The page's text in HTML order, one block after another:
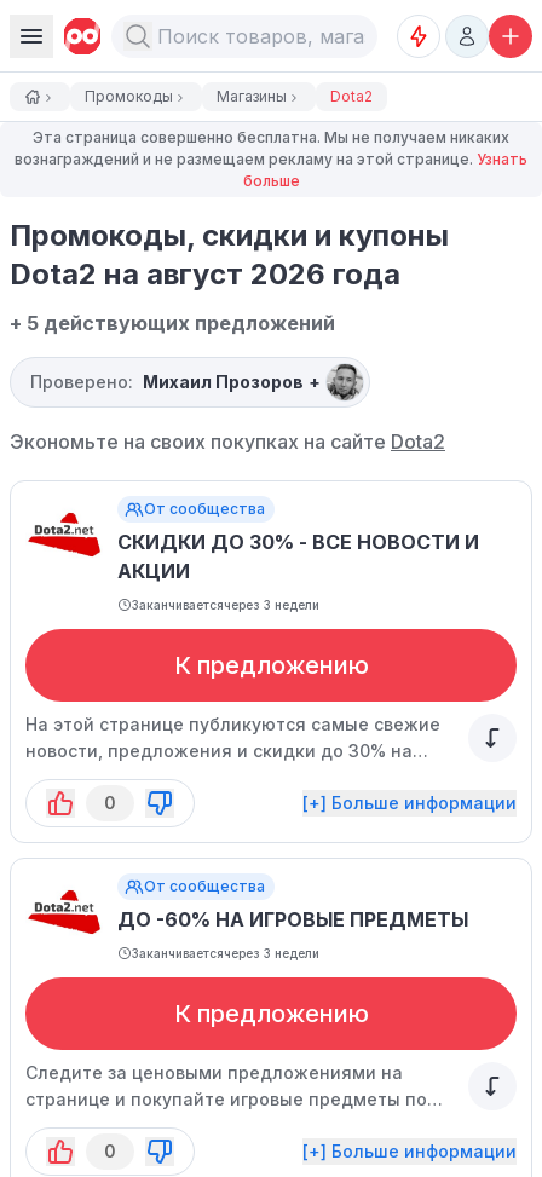
Промокоды Магазины Dota2
Эта страница совершенно бесплатна. Мы не получаем никаких
вознаграждений и не размещаем рекламу на этой странице. Узнать
больше
Промокоды, скидки и купоны
Dota2 на август 2026 года
+ 5 действующих предложений
Проверено: Михаил Прозоров +
Экономьте на своих покупках на сайте Dota2
От сообщества
СКИДКИ ДО 30% - ВСЕ НОВОСТИ И
АКЦИИ
Заканчиваетсячерез 3 недели
К предложению
На этой странице публикуются самые свежие
новости, предложения и скидки до 30% на
игровой инвентарь.
0
[+] Больше информации
От сообщества
ДО -60% НА ИГРОВЫЕ ПРЕДМЕТЫ
Заканчиваетсячерез 3 недели
К предложению
Следите за ценовыми предложениями на
странице и покупайте игровые предметы по
самой выгодной стоимости.
0
[+] Больше информации